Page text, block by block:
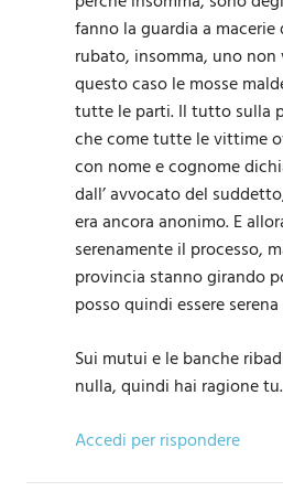
fanno la guardia a
rubato, insomma, uno non
questo caso le mosse
tutte le parti. Il tutto sulla
che come tutte le vittime
con nome e cognome
dall’ avvocato del
era ancora anonimo. E
serenamente il processo,
provincia stanno girando
posso quindi essere
Sui mutui e le banche
nulla, quindi hai ragione tu.
Accedi per rispondere